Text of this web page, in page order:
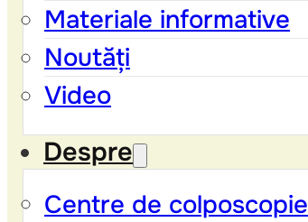
Materiale informative
Noutăți
Video
Despre
Centre de colposcopie